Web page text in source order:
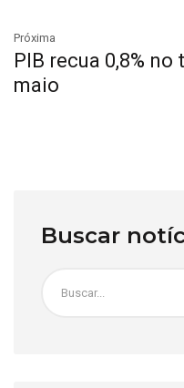
Próxima
PIB recua 0,8%
maio
Buscar